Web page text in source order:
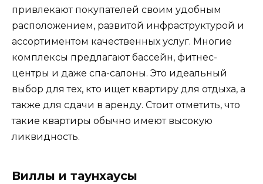
привлекают покупателей своим удобным
расположением, развитой инфраструктурой и
ассортиментом качественных услуг. Многие
комплексы предлагают бассейн, фитнес-
центры и даже спа-салоны. Это идеальный
выбор для тех, кто ищет квартиру для отдыха, а
также для сдачи в аренду. Стоит отметить, что
такие квартиры обычно имеют высокую
ликвидность.
Виллы и таунхаусы